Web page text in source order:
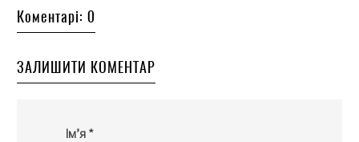
Коментарі: 0
ЗАЛИШИТИ КОМЕНТАР
Ім’я *